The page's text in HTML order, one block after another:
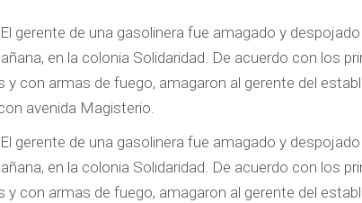
gerente de una gasolinera fue amagado y
en la colonia Solidaridad. De acuerdo con los
con armas de fuego, amagaron al gerente del
avenida Magisterio.
gerente de una gasolinera fue amagado y
en la colonia Solidaridad. De acuerdo con los
con armas de fuego, amagaron al gerente del